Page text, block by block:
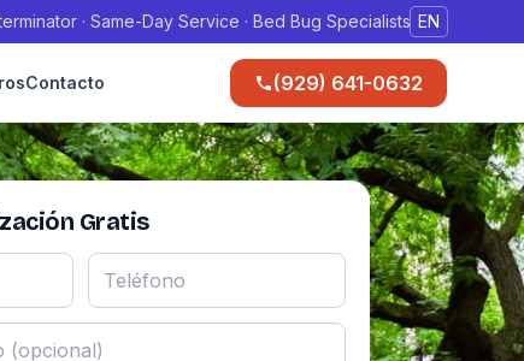
· Same-Day Service · Bed Bug Specialists EN
Contacto (929) 641-0632
Gratis